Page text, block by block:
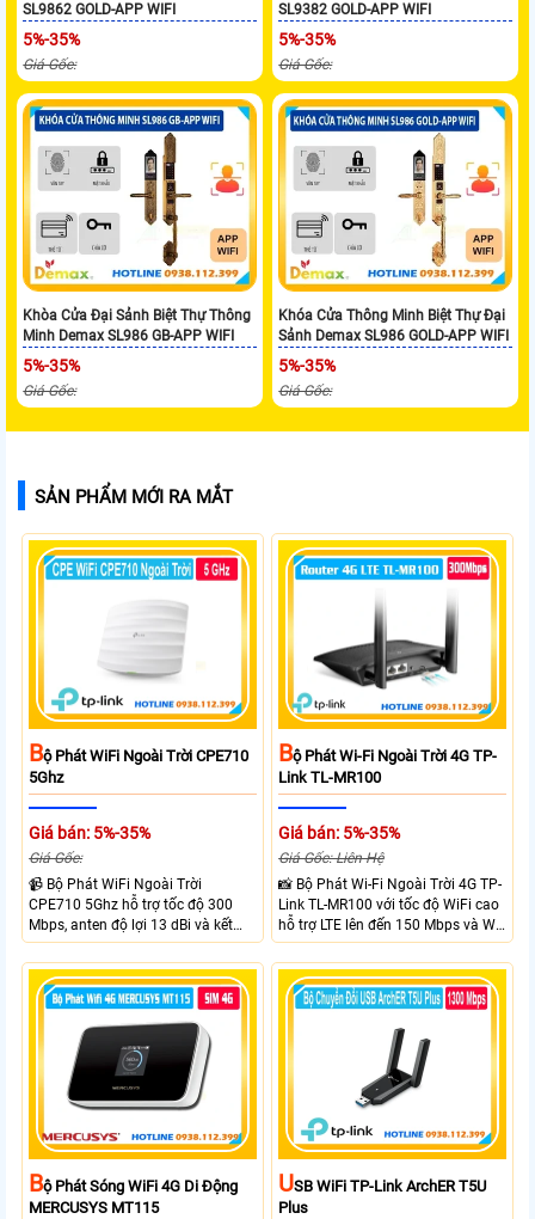
SL9862 GOLD-APP WIFI
5%-35%
Giá Gốc:
SL9382 GOLD-APP WIFI
5%-35%
Giá Gốc:
Khòa Cửa Đại Sảnh Biệt Thự Thông
Minh Demax SL986 GB-APP WIFI
5%-35%
Giá Gốc:
Khóa Cửa Thông Minh Biệt Thự Đại
Sảnh Demax SL986 GOLD-APP WIFI
5%-35%
Giá Gốc:
SẢN PHẨM MỚI RA MẮT
BỘ Phát WiFi Ngoài Trời CPE710
5Ghz
Giá bán: 5%-35%
Giá Gốc:
📹 Bộ Phát WiFi Ngoài Trời
CPE710 5Ghz hỗ trợ tốc độ 300
Mbps, anten độ lợi 13 dBi và kết
nối đường dài trên 10 km trong
điều kiện phù hợp. Trang bị cổng
Ethernet Shielded 10/100 Mbps, hỗ
trợ PoE Passive, MAXtream TDMA,
quản lý tập trung và phân tích
quang phổ. Chuẩn IPX5 giúp tăng
khả năng chống chịu thời tiết.
BỘ Phát Wi-Fi Ngoài Trời 4G TP-
Link TL-MR100
Giá bán: 5%-35%
Giá Gốc: Liên Hệ
📸 Bộ Phát Wi-Fi Ngoài Trời 4G TP-
Link TL-MR100 với tốc độ WiFi cao
hỗ trợ LTE lên đến 150 Mbps và Wi-
Fi 2.4 GHz lên đến 300 Mbps với
thiết kế với vỏ chống chịu thời tiết
chuẩn IP65, chống sét ±6kV và
chống tĩnh điện ±15kV
BỘ Phát Sóng WiFi 4G Di Động
MERCUSYS MT115
USB WiFi TP-Link ArchER T5U
Plus